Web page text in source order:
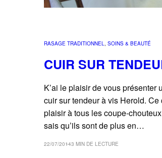
RASAGE TRADITIONNEL, SOINS & BEAUTÉ
CUIR SUR
K’ai le plaisir de vous présenter
cuir sur tendeur à vis Herold. Ce
plaisir à tous les coupe-
sais qu’ils sont de plus en…
22/07/20143 MIN DE LECTURE